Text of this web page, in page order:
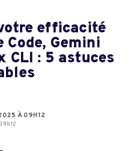
efficacité
Code, Gemini
CLI : 5 astuces
À 09H12